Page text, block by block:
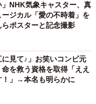
」NHK気象キャスター、真
ジカル「愛の不時着」を
ポスターと記念撮影
に見て♪」お笑いコンビ元
を救う資格を取得「ええ
！」→本名も明らかに